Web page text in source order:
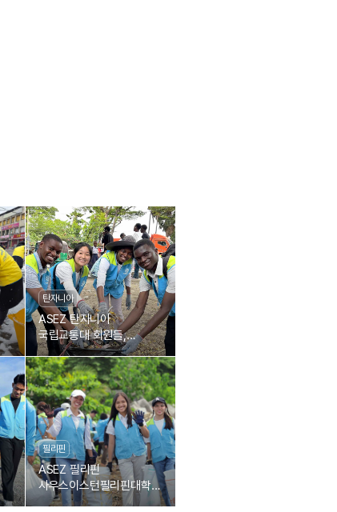
탄자니아
ASEZ 탄자니아
국립교통대 회원들,
거리정화로 깨끗한
지역환경 조성에 일조
필리핀
ASEZ 필리핀
사우스이스턴필리핀대학교
회원들, 타복 해안